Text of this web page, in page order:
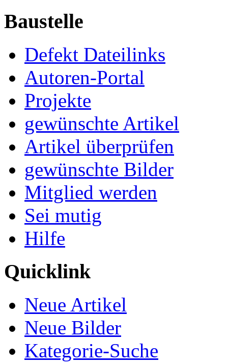
Baustelle
Defekt Dateilinks
Autoren-Portal
Projekte
gewünschte Artikel
Artikel überprüfen
gewünschte Bilder
Mitglied werden
Sei mutig
Hilfe
Quicklink
Neue Artikel
Neue Bilder
Kategorie-Suche